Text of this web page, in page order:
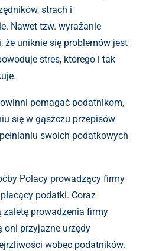
strach i
Nawet tzw. wyrażanie
że uniknie się problemów jest
stres, którego i tak
pomagać podatnikom,
się w gąszczu przepisów
swoich podatkowych
Polacy prowadzący firmy
podatki. Coraz
prowadzenia firmy
oni przyjazne urzędy
wobec podatników.